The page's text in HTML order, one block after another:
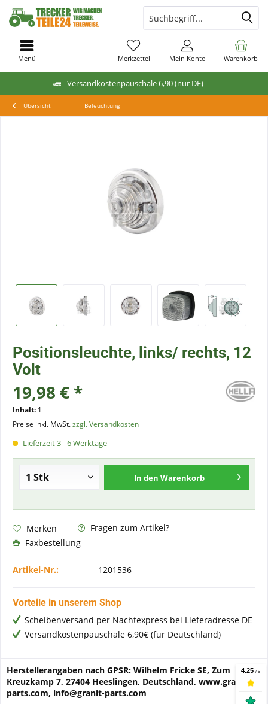
Versandkostenpauschale 6,90 (nur DE)
Warenkorb
Merkzettel Mein Konto
Menü
Übersicht Beleuchtung
Positionsleuchte, links/ rechts, 12
Volt
19,98 € *
Inhalt: 1
Preise inkl. MwSt.zzgl. Versandkosten
Lieferzeit 3 - 6 Werktage
In den Warenkorb
Merken
Fragen zum Artikel?
Faxbestellung
Artikel-Nr.: 1201536
Vorteile in unserem Shop
Scheibenversand per Nachtexpress bei Lieferadresse DE
Versandkostenpauschale 6,90€ (für Deutschland)
Herstellerangaben nach GPSR: Wilhelm Fricke SE, Zum
Kreuzkamp 7, 27404 Heeslingen, Deutschland, www.granit-
parts.com, info@granit-parts.com